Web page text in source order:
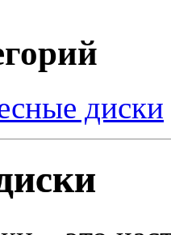
диски